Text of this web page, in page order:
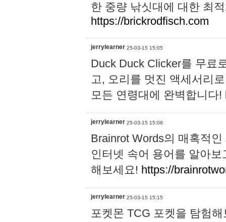
한 중량 낚싯대에 대한 최
https://brickrodfisch.com
jerrylearner 25-03-15 15:05
Duck Duck Clicker를 무료
고, 오리를 멋진 액세서리
모든 연령대에 완벽합니다!
jerrylearner 25-03-15 15:08
Brainrot Words의 매혹적
인터넷 속어 용어를 알아
해보세요! https://
jerrylearner 25-03-15 15:15
포켓몬 TCG 포켓을 탐험